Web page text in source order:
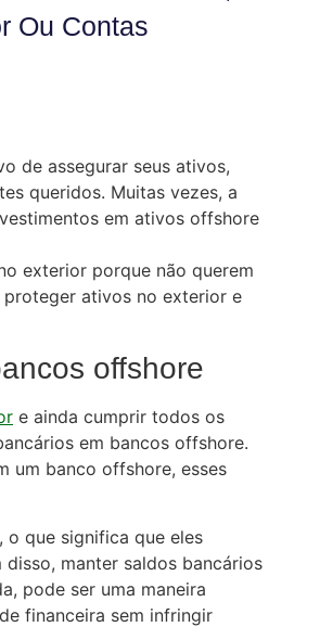
Ou Contas
de assegurar seus ativos,
queridos. Muitas vezes, a
em ativos offshore
exterior porque não querem
proteger ativos no exterior e
offshore
e ainda cumprir todos os
em bancos offshore.
um banco offshore, esses
o que significa que eles
manter saldos bancários
pode ser uma maneira
financeira sem infringir